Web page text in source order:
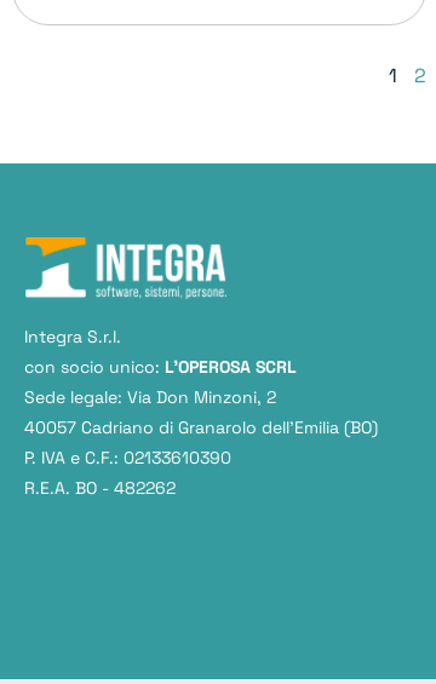
1 2
Integra S.r.l.
con socio unico: L'OPEROSA SCRL
Sede legale: Via Don Minzoni, 2
40057 Cadriano di Granarolo dell’Emilia (BO)
P. IVA e C.F.: 02133610390
R.E.A. BO - 482262